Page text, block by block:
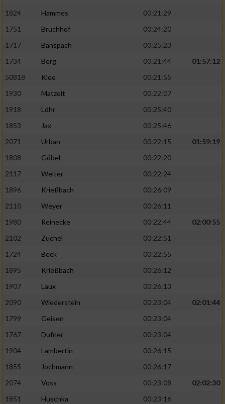
1824
Hammes
00:21:29
1751
Bruchhof
00:24:20
1717
Banspach
00:25:23
1734
Berg 00:21:44
01:57:12
50818
Klee
00:21:55
1930
Matzelt
00:22:07
1918
Löhr
00:25:40
1853
Jax
00:25:46
2071
Urban 00:22:15
01:59:19
1808
Göbel
00:22:20
2117
Welter
00:22:24
1896
Krießbach
00:26:09
2110
Weyer
00:26:11
1980
Reinecke 00:22:44
02:00:55
2102
Zuchel
00:22:51
1724
Beck
00:22:55
1895
Krießbach
00:26:12
1907
Laux
00:26:13
2090
Wiederstein 00:23:04
02:01:44
1799
Geisen
00:23:04
1767
Dufner
00:23:04
1904
Lambertin
00:26:15
1855
Jochmann
00:26:17
2074
Voss 00:23:08
02:02:30
1851
Huschka
00:23:16